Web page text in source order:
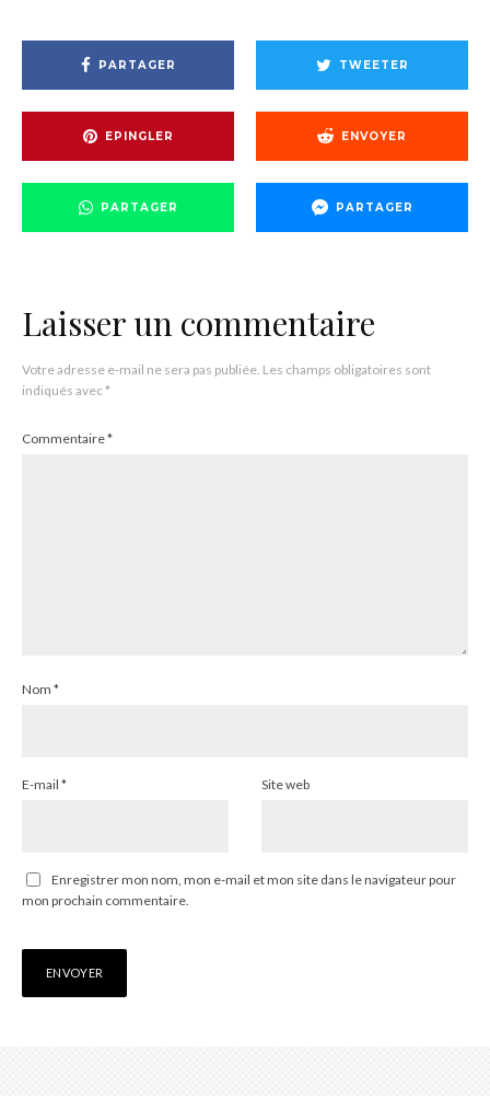
PARTAGER TWEETER
EPINGLER ENVOYER
PARTAGER PARTAGER
Laisser un commentaire
Votre adresse e-mail ne sera pas publiée. Les champs obligatoires sont
indiqués avec*
Commentaire*
Nom *
E-mail * Site web
Enregistrer mon nom, mon e-mail et mon site dans le navigateur pour
mon prochain commentaire.